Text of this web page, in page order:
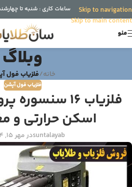
Skip to navigation
Skip to main content
ساعات کاری : شنبه تا چهارشنبه 9
منو
وبلاگ
خانه/فلزیاب فول
فلزیاب فول آپشن
فلزیاب ۱۶
اسکن حرارتی و
suntalayabدر مهر 15, 1404